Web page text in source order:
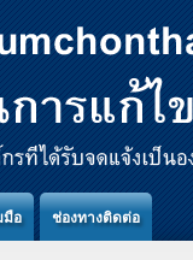
มือ ช่องทางติดต่อ